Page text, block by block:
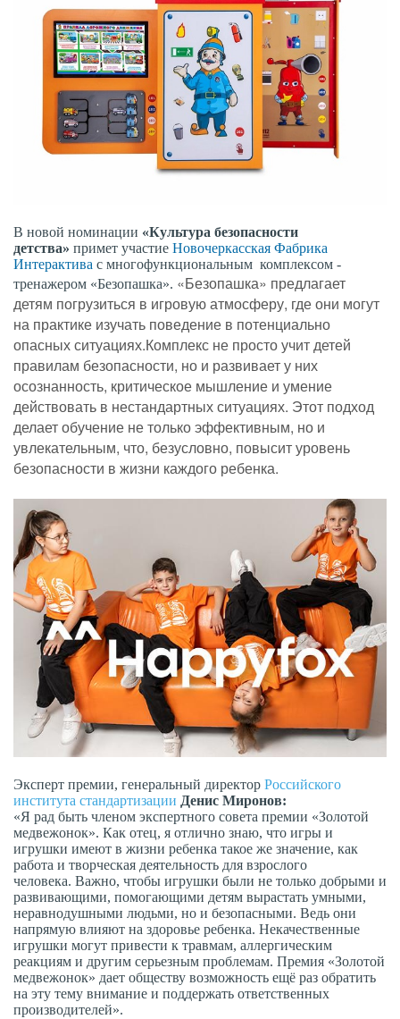
В новой номинации «Культура безопасности
детства» примет участие Новочеркасская Фабрика
Интерактива с многофункциональным комплексом -
тренажером «Безопашка». «Безопашка» предлагает
детям погрузиться в игровую атмосферу, где они могут
на практике изучать поведение в потенциально
опасных ситуациях.Комплекс не просто учит детей
правилам безопасности, но и развивает у них
осознанность, критическое мышление и умение
действовать в нестандартных ситуациях. Этот подход
делает обучение не только эффективным, но и
увлекательным, что, безусловно, повысит уровень
безопасности в жизни каждого ребенка.
Эксперт премии, генеральный директор Российского
института стандартизации Денис Миронов:
«Я рад быть членом экспертного совета премии «Золотой
медвежонок». Как отец, я отлично знаю, что игры и
игрушки имеют в жизни ребенка такое же значение, как
работа и творческая деятельность для взрослого
человека. Важно, чтобы игрушки были не только добрыми и
развивающими, помогающими детям вырастать умными,
неравнодушными людьми, но и безопасными. Ведь они
напрямую влияют на здоровье ребенка. Некачественные
игрушки могут привести к травмам, аллергическим
реакциям и другим серьезным проблемам. Премия «Золотой
медвежонок» дает обществу возможность ещё раз обратить
на эту тему внимание и поддержать ответственных
производителей».